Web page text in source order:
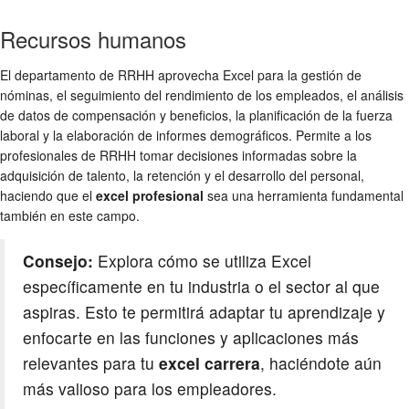
Recursos humanos
El departamento de RRHH aprovecha Excel para la gestión de
nóminas, el seguimiento del rendimiento de los empleados, el análisis
de datos de compensación y beneficios, la planificación de la fuerza
laboral y la elaboración de informes demográficos. Permite a los
profesionales de RRHH tomar decisiones informadas sobre la
adquisición de talento, la retención y el desarrollo del personal,
haciendo que el excel profesional sea una herramienta fundamental
también en este campo.
Consejo: Explora cómo se utiliza Excel
específicamente en tu industria o el sector al que
aspiras. Esto te permitirá adaptar tu aprendizaje y
enfocarte en las funciones y aplicaciones más
relevantes para tu excel carrera, haciéndote aún
más valioso para los empleadores.